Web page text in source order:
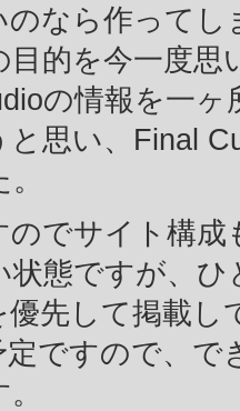
なら作ってし
目的を今一度思
の情報を一
と思い、Final
のでサイト構
状態ですが、
先して掲載し
定ですので、